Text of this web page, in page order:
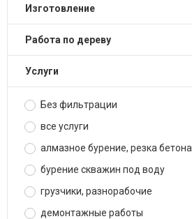
изготовление
работа по дереву
услуги
Без фильтрации
все услуги
алмазное бурение, резка бетона
бурение скважин под воду
грузчики, разнорабочие
демонтажные работы